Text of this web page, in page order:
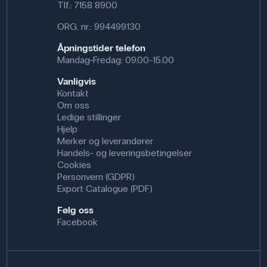
Tornadohatten er enkel å bruke, gjenbrukbar og
Specifikationer
Tlf.: 7158 8900
ORG. nr.: 994499130
Åpningstider telefon
Mandag-Fredag: 09.00-15.00
Vanligvis
Kontakt
Om oss
Ledige stillinger
Hjelp
Merker og leverandører
Handels- og leveringsbetingelser
Cookies
Personvern (GDPR)
Export Catalogue (PDF)
Følg oss
Facebook